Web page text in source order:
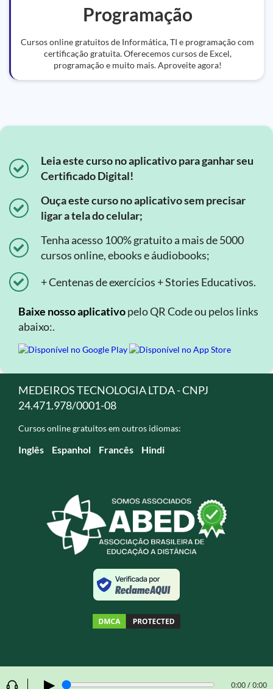
▶ 0:00 / 0:00
Programação
Cursos online gratuitos de Informática, TI e programação com
certificação gratuita. Oferecemos cursos de Excel,
programação e muito mais. Aproveite agora!
Leia este curso no aplicativo para ganhar seu
Certificado Digital!
Ouça este curso no aplicativo sem precisar
ligar a tela do celular;
Tenha acesso 100% gratuito a mais de 5000
cursos online, ebooks e áudiobooks;
+ Centenas de exercícios + Stories Educativos.
Baixe nosso aplicativopelo QR Code ou pelos links
abaixo:.
MEDEIROS TECNOLOGIA LTDA - CNPJ
24.471.978/0001-08
Cursos online gratuitos em outros idiomas:
Inglês Espanhol Francês Hindi